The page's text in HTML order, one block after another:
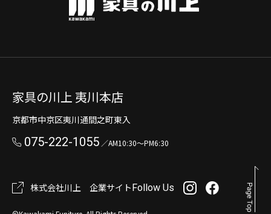
家具の川上 夷川本店
京都市中京区夷川通間之町東入
075-222-1055 ／AM10:30～PM6:30
株式会社川上 企業サイトFollow Us